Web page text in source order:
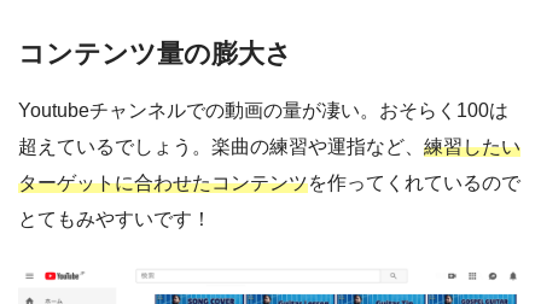
コンテンツ量の膨大さ
Youtubeチャンネルでの動画の量が凄い。おそらく100は
超えているでしょう。楽曲の練習や運指など、 練習したい
ターゲットに合わせたコンテンツを作ってくれているので
とてもみやすいです！